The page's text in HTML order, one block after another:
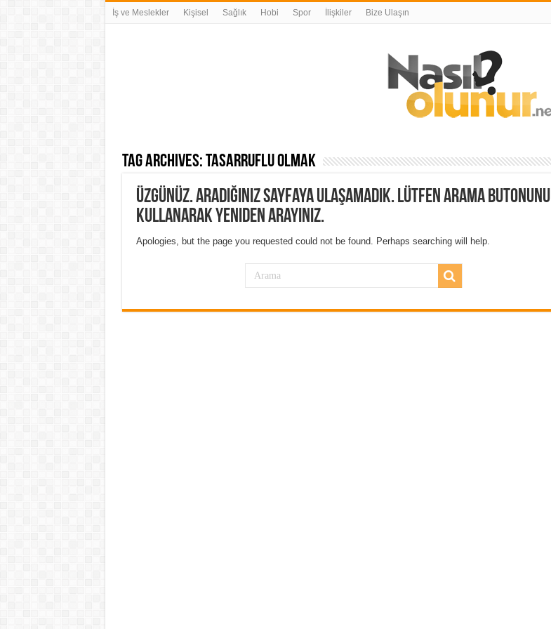
İş ve Meslekler Kişisel Sağlık Hobi Spor İlişkiler Bize Ulaşın
Tag Archives:tasarruflu olmak
Üzgünüz. Aradığınız sayfaya ulaşamadık. Lütfen arama butonunu
kullanarak yeniden arayınız.
Apologies, but the page you requested could not be found. Perhaps searching will help.